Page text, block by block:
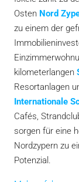
Osten Nord
zu einem der
kilometerlangen
Resortanlagen
Internationale
Cafés,
sorgen für eine
Nordzypern zu
Potenzial.